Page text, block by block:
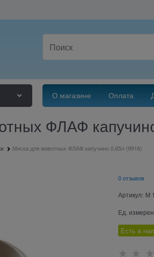
О магазине Оплата
ФЛАФ
Миска для животных ФЛАФ капучино 0,65л (9916)
0 отзывов
Артикул: М
Ед.
Есть в